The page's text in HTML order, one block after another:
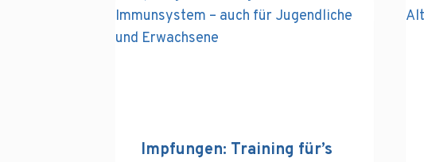
Impfungen: Training für’s